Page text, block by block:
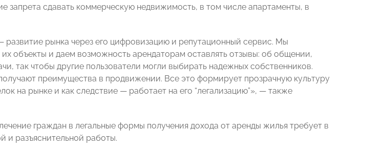
запрета сдавать коммерческую недвижимость, в том числе апартаменты, в
развитие рынка через его цифровизацию и репутационный сервис. Мы
объекты и даем возможность арендаторам оставлять отзывы: об общении,
так чтобы другие пользователи могли выбирать надежных собственников.
преимущества в продвижении. Все это формирует прозрачную культуру
на рынке и как следствие — работает на его “легализацию”», — также
граждан в легальные формы получения дохода от аренды жилья требует в
и разъяснительной работы.